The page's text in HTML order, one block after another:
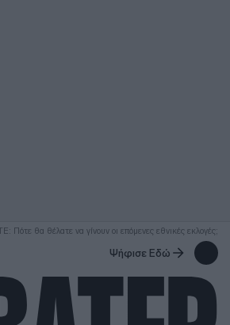
Πότε θα θέλατε να γίνουν οι επόμενες εθνικές εκλογές;
Ψήφισε Εδώ